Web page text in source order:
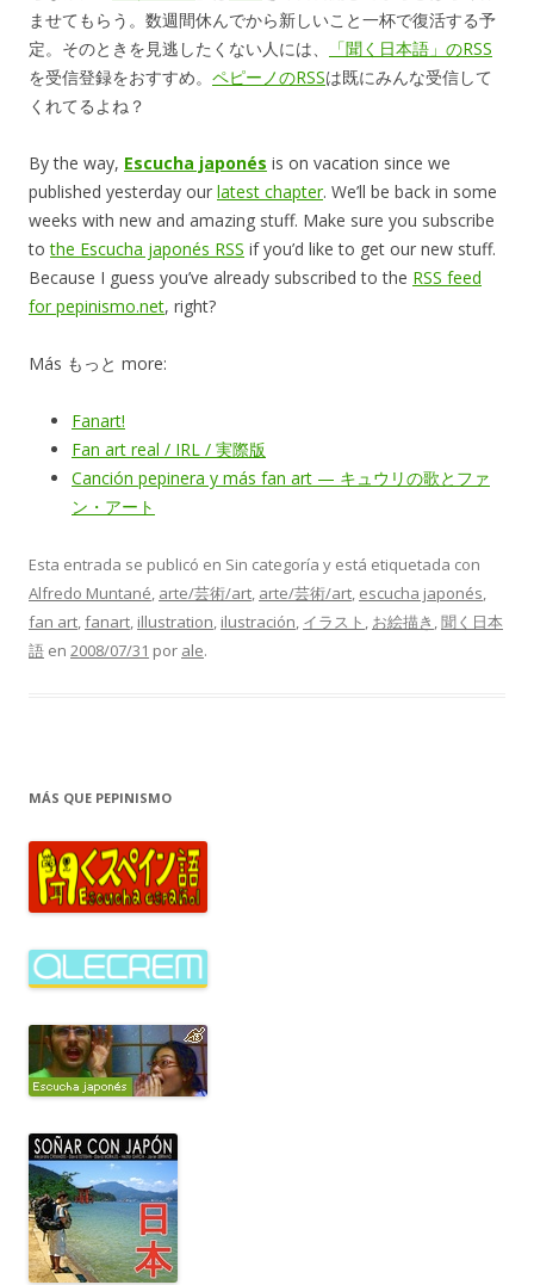
ませてもらう。数週間休んでから新しいこと一杯で復活する予
定。そのときを見逃したくない人には、
「聞く日本語」のRSS
を受信登録をおすすめ。 ペピーノのRSSは既にみんな受信して
くれてるよね？
By the way, Escucha japonés is on vacation since we
published yesterday our latest chapter. We’ll be back in some
weeks with new and amazing stuff. Make sure you subscribe
tothe Escucha japonés RSS if you’d like to get our new stuff.
Because I guess you’ve already subscribed to the RSS feed
for pepinismo.net, right?
Más もっと more:
Fanart!
Fan art real / IRL / 実際版
Canción pepinera y más fan art — キュウリの歌とファ
ン・アート
Esta entrada se publicó en Sin categoría y está etiquetada con
Alfredo Muntané, arte/芸術/art, arte/芸術/art, escucha japonés,
fan art,fanart, illustration, ilustración, イラスト , お絵描き ,聞く日本
語 en 2008/07/31 por ale.
MÁS QUE PEPINISMO